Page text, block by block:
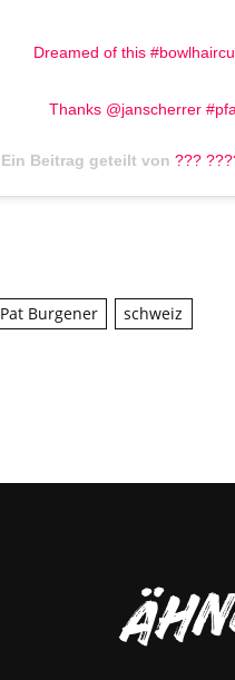
Dreamed of this
Thanks @janscherrer
Ein Beitrag geteilt von???
Pat Burgener schweiz